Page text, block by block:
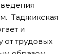
Таджикская
и
от трудовых